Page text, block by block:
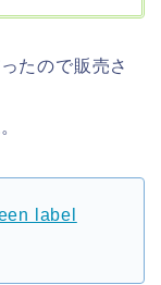
たので販売さ
label